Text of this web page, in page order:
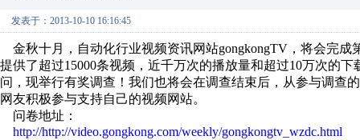
发表于：2013-10-10 16:16:45
金秋十月，自动化行业视频资讯网站gongkongTV，将会完成
提供了超过15000条视频，近千万次的播放量和超过10万次的
问，现举行有奖调查！我们也将会在调查结束后，从参与调查
网友积极参与支持自己的视频网站。
问卷地址：
http://http://video.gongkong.com/weekly/gongkongtv_wzdc.html